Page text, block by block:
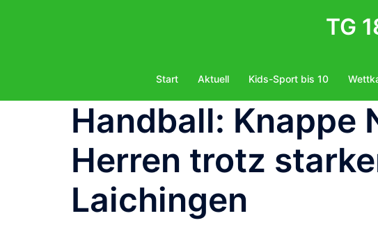
TG
Start Aktuell Kids-Sport bis 10
Handball: Knappe
Herren trotz
Laichingen